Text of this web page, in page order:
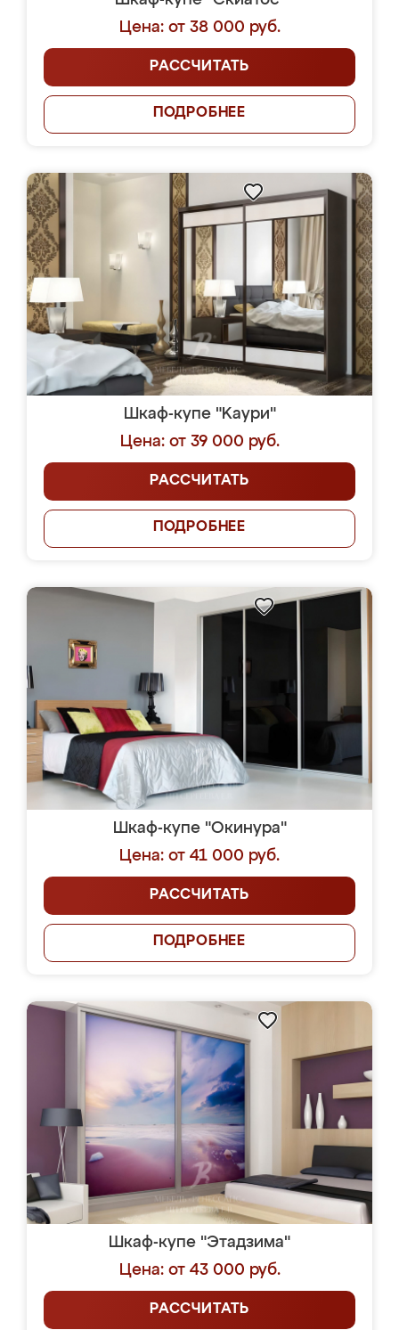
Цена: от 38 000 руб.
РАССЧИТАТЬ
ПОДРОБНЕЕ
Шкаф-купе "Kaури"
Цена: от 39 000 руб.
РАССЧИТАТЬ
ПОДРОБНЕЕ
Шкаф-купе "Окинура"
Цена: от 41 000 руб.
РАССЧИТАТЬ
ПОДРОБНЕЕ
Шкаф-купе "Этадзима"
Цена: от 43 000 руб.
РАССЧИТАТЬ